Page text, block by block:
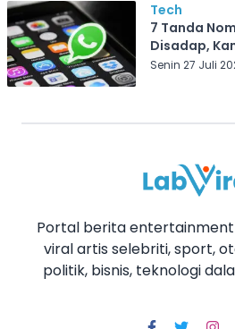
Tech
7 Tanda
Disadap,
Senin 27 Juli
Portal berita
viral artis selebriti, sport,
politik, bisnis, teknologi